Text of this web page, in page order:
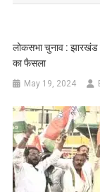
लोकसभा चुनाव : झारखंड
का फैसला
May 19, 2024